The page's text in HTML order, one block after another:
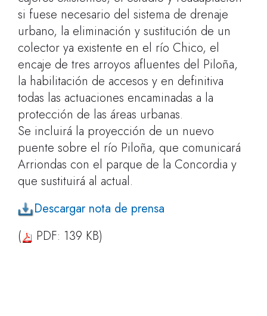
si fuese necesario del sistema de drenaje
urbano, la eliminación y sustitución de un
colector ya existente en el río Chico, el
encaje de tres arroyos afluentes del Piloña,
la habilitación de accesos y en definitiva
todas las actuaciones encaminadas a la
protección de las áreas urbanas.
Se incluirá la proyección de un nuevo
puente sobre el río Piloña, que comunicará
Arriondas con el parque de la Concordia y
que sustituirá al actual.
Descargar nota de prensa
(
PDF: 139 KB)